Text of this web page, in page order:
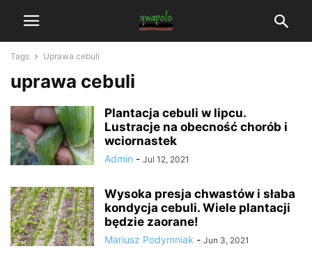
Tags Uprawa cebuli
uprawa cebuli
Plantacja cebuli w lipcu.
Lustracje na obecność chorób i
wciornastek
Admin - Jul 12, 2021
Wysoka presja chwastów i słaba
kondycja cebuli. Wiele plantacji
będzie zaorane!
Mariusz Podymniak - Jun 3, 2021